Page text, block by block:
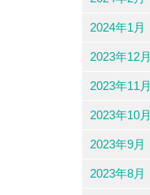
2024年1月
2023年12月
2023年11月
2023年10月
2023年9月
2023年8月